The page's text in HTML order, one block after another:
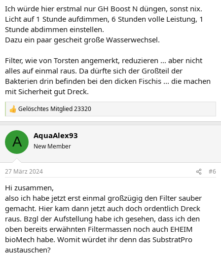
Ich würde hier erstmal nur GH Boost N düngen, sonst nix.
Licht auf 1 Stunde aufdimmen, 6 Stunden volle Leistung, 1
Stunde abdimmen einstellen.
Dazu ein paar gescheit große Wasserwechsel.
Filter, wie von Torsten angemerkt, reduzieren ... aber nicht
alles auf einmal raus. Da dürfte sich der Großteil der
Bakterien drin befinden bei den dicken Fischis ... die machen
mit Sicherheit gut Dreck.
R
e
k
i
e
:
Gelöschtes Mitglied 23320
A AquaAlex93
New Member
27 März 2024 #6
Hi zusammen,
also ich habe jetzt erst einmal großzügig den Filter sauber
gemacht. Hier kam dann jetzt auch doch ordentlich Dreck
raus. Bzgl der Aufstellung habe ich gesehen, dass ich den
oben bereits erwähnten Filtermassen noch auch EHEIM
bioMech habe. Womit würdet ihr denn das SubstratPro
austauschen?